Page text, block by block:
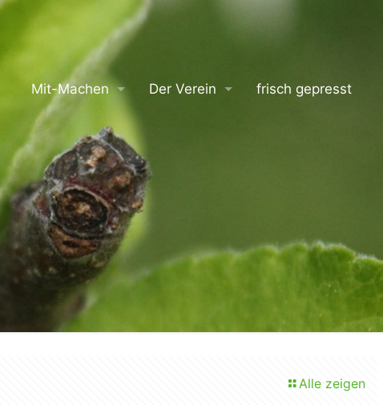
Mit-Machen Der Verein frisch gepresst
Alle zeigen